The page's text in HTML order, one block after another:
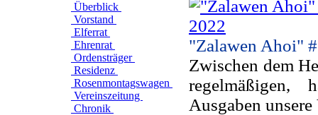
Überblick
Vorstand
Elferrat
Ehrenrat
Ordensträger
Residenz
Rosenmontagswagen
Vereinszeitung
Chronik
"Zalawen Ahoi"
Zwischen dem
regelmäßigen,
Ausgaben